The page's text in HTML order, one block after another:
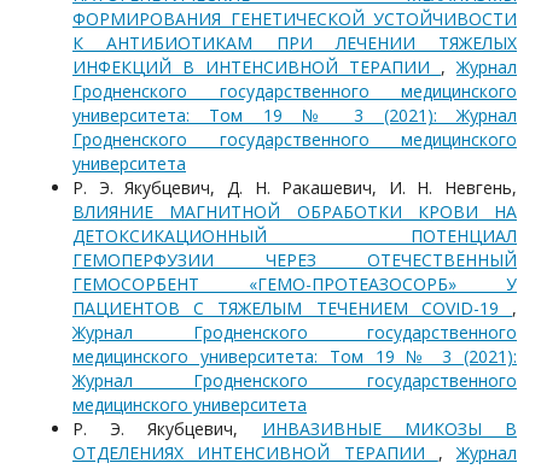
ФОРМИРОВАНИЯ ГЕНЕТИЧЕСКОЙ УСТОЙЧИВОСТИ
К АНТИБИОТИКАМ ПРИ ЛЕЧЕНИИ ТЯЖЕЛЫХ
ИНФЕКЦИЙ В ИНТЕНСИВНОЙ ТЕРАПИИ , Журнал
Гродненского государственного медицинского
университета: Том 19 № 3 (2021): Журнал
Гродненского государственного медицинского
университета
Р. Э. Якубцевич, Д. Н. Ракашевич, И. Н. Невгень,
ВЛИЯНИЕ МАГНИТНОЙ ОБРАБОТКИ КРОВИ НА
ДЕТОКСИКАЦИОННЫЙ ПОТЕНЦИАЛ
ГЕМОПЕРФУЗИИ ЧЕРЕЗ ОТЕЧЕСТВЕННЫЙ
ГЕМОСОРБЕНТ «ГЕМО-ПРОТЕАЗОСОРБ» У
ПАЦИЕНТОВ С ТЯЖЕЛЫМ ТЕЧЕНИЕМ COVID-19 ,
Журнал Гродненского государственного
медицинского университета: Том 19 № 3 (2021):
Журнал Гродненского государственного
медицинского университета
Р. Э. Якубцевич, ИНВАЗИВНЫЕ МИКОЗЫ В
ОТДЕЛЕНИЯХ ИНТЕНСИВНОЙ ТЕРАПИИ , Журнал